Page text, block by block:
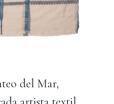
del Mar,